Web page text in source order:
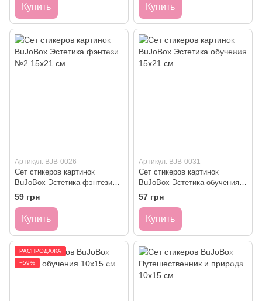
Купить Купить
Артикул: BJB-0026
Сет стикеров картинок
BuJoBox Эстетика фэнтези
№2 15х21 см
59 грн
Купить
Артикул: BJB-0031
Сет стикеров картинок
BuJoBox Эстетика обучения
15х21 см
57 грн
Купить
РАСПРОДАЖА
−59%